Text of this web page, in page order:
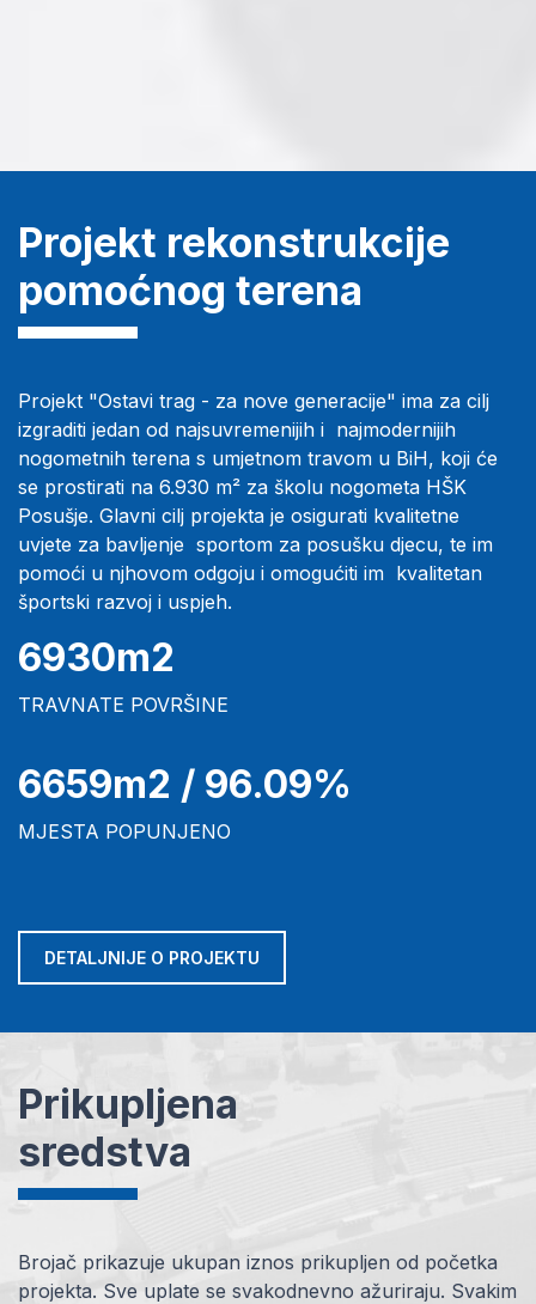
Projekt rekonstrukcije
pomoćnog terena
Projekt "Ostavi trag - za nove generacije" ima za cilj
izgraditi jedan od najsuvremenijih i najmodernijih
nogometnih terena s umjetnom travom u BiH, koji će
se prostirati na 6.930 m² za školu nogometa HŠK
Posušje. Glavni cilj projekta je osigurati kvalitetne
uvjete za bavljenje sportom za posušku djecu, te im
pomoći u njhovom odgoju i omogućiti im kvalitetan
športski razvoj i uspjeh.
DETALJNIJE O PROJEKTU
6930m2
TRAVNATE POVRŠINE
6659m2 / 96.09%
MJESTA POPUNJENO
Prikupljena
sredstva
Brojač prikazuje ukupan iznos prikupljen od početka
projekta. Sve uplate se svakodnevno ažuriraju. Svakim